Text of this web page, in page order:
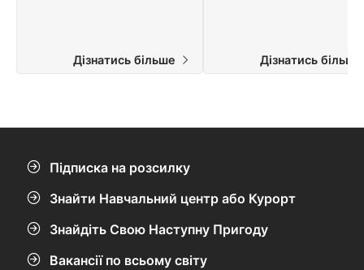
Дізнатись більше Дізнатись
Підписка на розсилку
Знайти Навчальний центр або Курорт
Знайдіть Свою Наступну Пригоду
Вакансії по всьому світу